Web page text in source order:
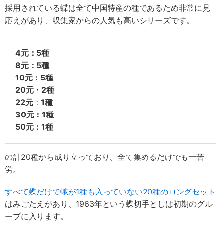
採用されている蝶は全て中国特産の種であるため非常に見
応えがあり、収集家からの人気も高いシリーズです。
4元：5種
8元：5種
10元：5種
20元・2種
22元：1種
30元：1種
50元：1種
の計20種から成り立っており、全て集めるだけでも一苦
労。
すべて蝶だけで蛾が1種も入っていない20種のロングセット
はみごたえがあり、1963年という蝶切手としは初期のグル
ープに入ります。